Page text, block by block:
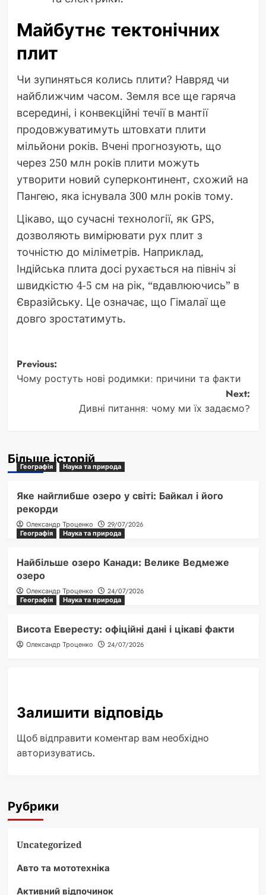
Майбутнє тектонічних
плит
Чи зупиняться колись плити? Навряд чи
найближчим часом. Земля все ще гаряча
всередині, і конвекційні течії в мантії
продовжуватимуть штовхати плити
мільйони років. Вчені прогнозують, що
через 250 млн років плити можуть
утворити новий суперконтинент, схожий на
Пангею, яка існувала 300 млн років тому.
Цікаво, що сучасні технології, як GPS,
дозволяють вимірювати рух плит з
точністю до міліметрів. Наприклад,
Індійська плита досі рухається на північ зі
швидкістю 4-5 см на рік, “вдавлюючись” в
Євразійську. Це означає, що Гімалаї ще
довго зростатимуть.
Post
navigation
Previous:
Чому ростуть нові родимки: причини та факти
Next:
Дивні питання: чому ми їх задаємо?
Більше історій
Географія Наука та природа
Яке найглибше озеро у світі: Байкал і його
рекорди
Олександр Троценко
29/07/2026
Географія
Наука та природа
Найбільше озеро Канади: Велике Ведмеже
озеро
Олександр Троценко
24/07/2026
Географія
Наука та природа
Висота Евересту: офіційні дані і цікаві факти
Олександр Троценко 24/07/2026
Залишити відповідь
Щоб відправити коментар вам необхідно
авторизуватись.
Рубрики
Uncategorized
Авто та мототехніка
Активний відпочинок